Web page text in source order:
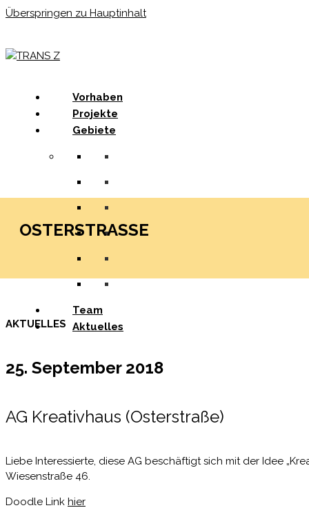
Überspringen zu Hauptinhalt
Vorhaben
Projekte
Gebiete
Team
Aktuelles
OSTERSTRASSE
AKTUELLES
25. September 2018
AG Kreativhaus (Osterstraße)
Liebe Interessierte, diese AG beschäftigt sich mit der Idee
Wiesenstraße 46.
Doodle Link hier